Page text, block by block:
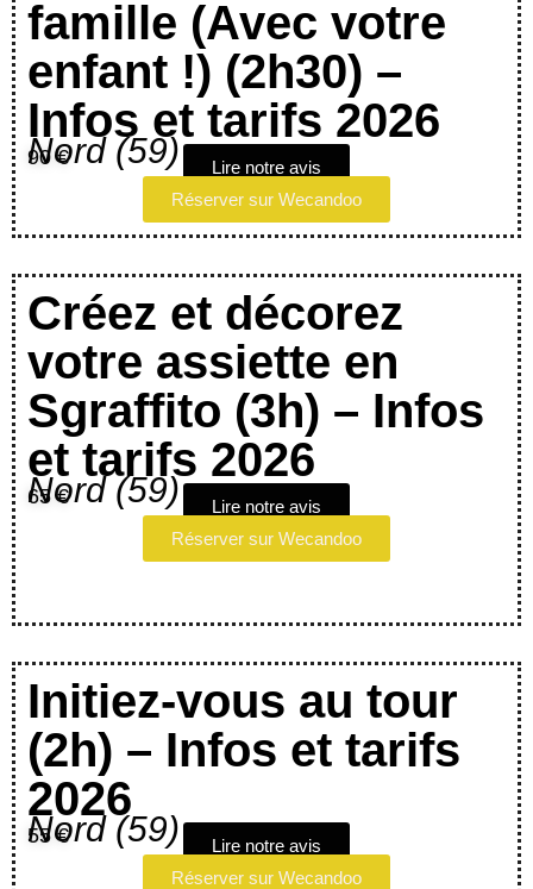
famille (Avec votre
enfant !) (2h30) –
Infos et tarifs 2026
Nord (59)
90 €
Lire notre avis
Réserver sur Wecandoo
Créez et décorez
votre assiette en
Sgraffito (3h) – Infos
et tarifs 2026
Nord (59)
65 €
Lire notre avis
Réserver sur Wecandoo
Initiez-vous au tour
(2h) – Infos et tarifs
2026
Nord (59)
55 €
Lire notre avis
Réserver sur Wecandoo